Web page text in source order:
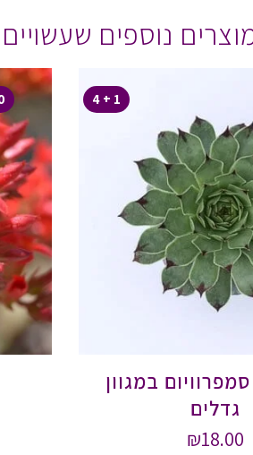
נוספים
1 + 4
במגוון
גדלים
₪18.00
10